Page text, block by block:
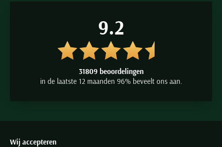
9.2
31809 beoordelingen
in de laatste 12 maanden 96% beveelt ons aan.
Wij accepteren